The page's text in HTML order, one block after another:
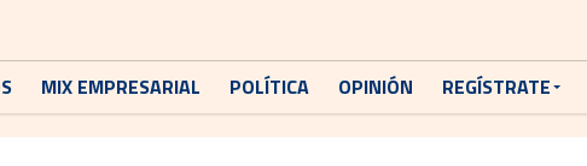
MIX EMPRESARIAL POLÍTICA OPINIÓN REGÍSTRATE